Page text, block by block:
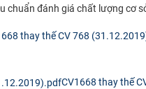
chuẩn đánh giá chất lượng cơ
CV1668 thay thế